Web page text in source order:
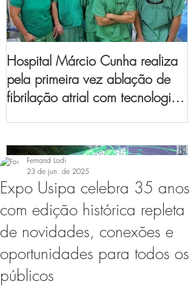
Hospital Márcio Cunha realiza
pela primeira vez ablação de
fibrilação atrial com tecnologia
Expo Usipa começa nesta
quarta-feira (8) e reafirma
Expo Usipa celebra 35 anos
com edição histórica repleta
de novidades, conexões e
oportunidades para todos os
públicos
Fernand Lodi
23 de jun. de 2025